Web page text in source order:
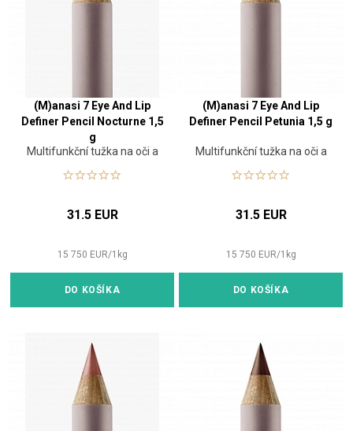
(M)anasi 7 Eye And Lip
Definer Pencil Nocturne 1,5
g
Multifunkční tužka na oči a
31.5 EUR
15 750 EUR/1 kg
DO KOŠÍKA
(M)anasi 7 Eye And Lip
Definer Pencil Petunia 1,5 g
Multifunkční tužka na oči a
31.5 EUR
15 750 EUR/1 kg
DO KOŠÍKA